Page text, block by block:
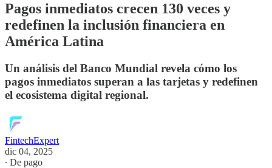
Pagos inmediatos crecen 130 veces y
redefinen la inclusión financiera en
América Latina
Un análisis del Banco Mundial revela cómo los
pagos inmediatos superan a las tarjetas y redefinen
el ecosistema digital regional.
FintechExpert
dic 04, 2025
∙ De pago